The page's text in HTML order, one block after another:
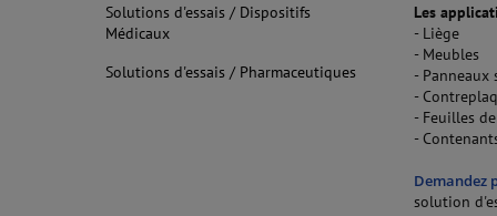
Solutions d'essais / Dispositifs
Médicaux
Solutions d'essais / Pharmaceutiques
Les
- Liège
- Meubles
- Panneaux
-
- Feuilles
-
Demandez
solution